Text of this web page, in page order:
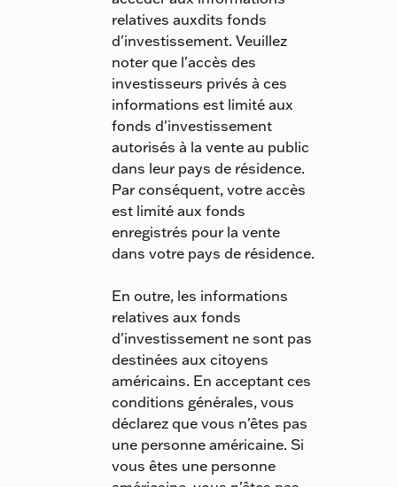
relatives auxdits fonds
d'investissement. Veuillez
noter que l'accès des
investisseurs privés à ces
informations est limité aux
fonds d'investissement
autorisés à la vente au public
dans leur pays de résidence.
Par conséquent, votre accès
est limité aux fonds
enregistrés pour la vente
dans votre pays de résidence.
En outre, les informations
relatives aux fonds
d'investissement ne sont pas
destinées aux citoyens
américains. En acceptant ces
conditions générales, vous
déclarez que vous n'êtes pas
une personne américaine. Si
vous êtes une personne